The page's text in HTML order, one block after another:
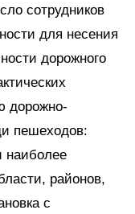
сотрудников
для несения
дорожного
дорожно-
пешеходов:
наиболее
районов,
с